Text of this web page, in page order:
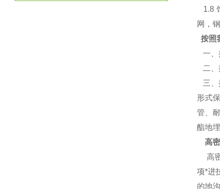
1.8
网，
按照
一、
二、
三、
形式
管、
酯地
高
高密
项*进
的地